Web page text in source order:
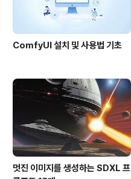
ComfyUI 설치 및 사용법 기초
멋진 이미지를 생성하는 SDXL 프